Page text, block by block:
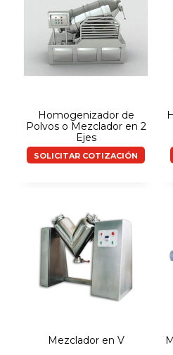
Homogenizador de
Polvos o Mezclador en 2
Ejes
SOLICITAR COTIZACIÓN
Mezclador en V